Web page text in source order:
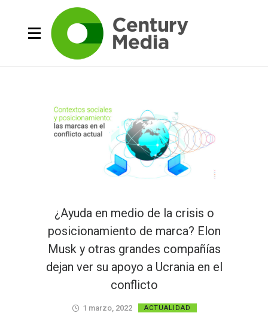
¿Ayuda en medio de la crisis o
posicionamiento de marca? Elon
Musk y otras grandes compañías
dejan ver su apoyo a Ucrania en el
conflicto
1 marzo, 2022 ACTUALIDAD